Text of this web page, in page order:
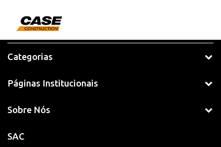
Categorias
Páginas Institucionais
Sobre Nós
SAC